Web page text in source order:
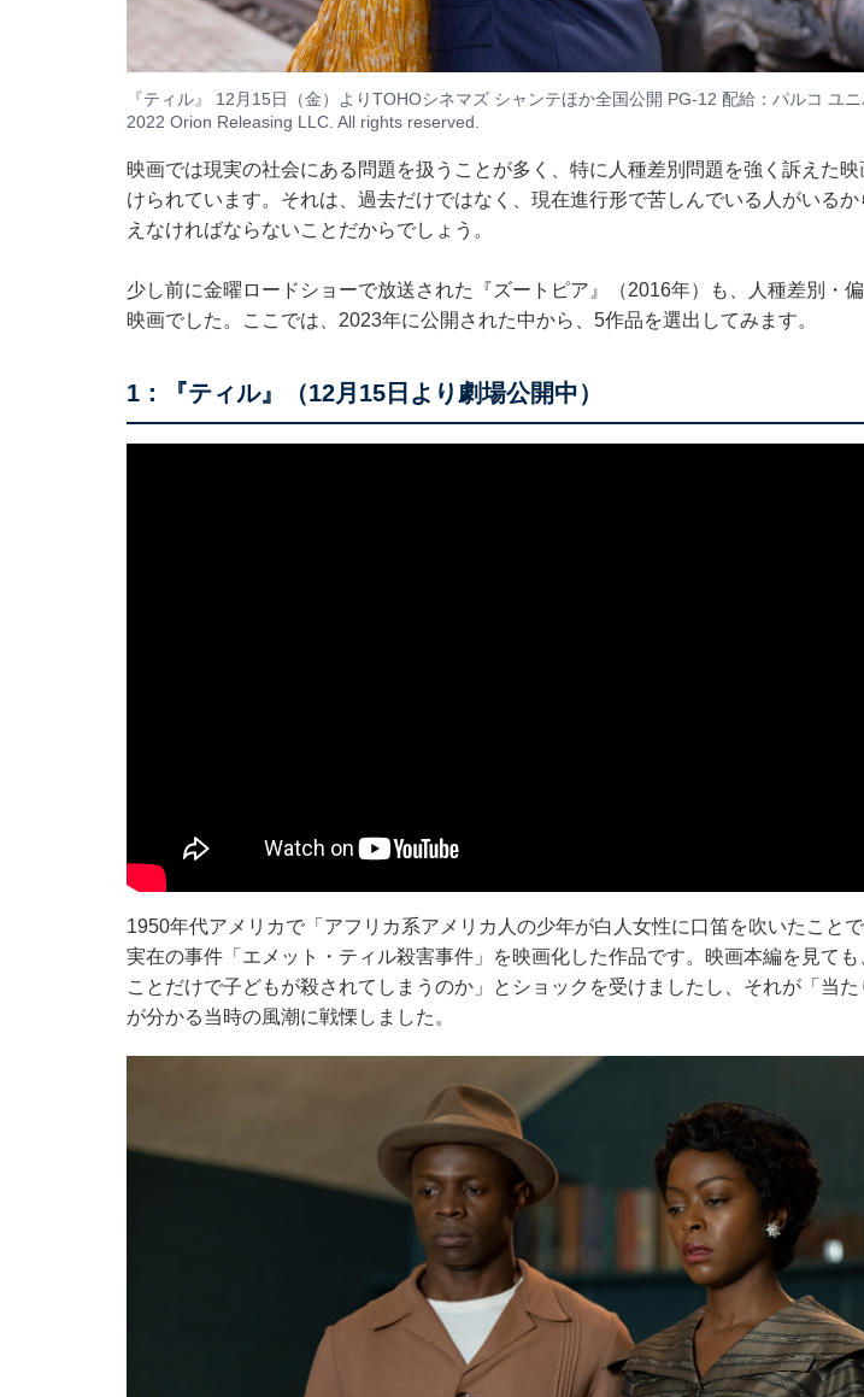
『ティル』 12月15日（金）よりTOHOシネマズ シャンテほか全国公開 PG-12 配給：パルコ ユ
2022 Orion Releasing LLC. All rights reserved.
映画では現実の社会にある問題を扱うことが多く、特に人種差別問題を強く訴えた
けられています。それは、過去だけではなく、現在進行形で苦しんでいる人がいる
えなければならないことだからでしょう。
少し前に金曜ロードショーで放送された 『ズートピア』
（2016年）も、人種差別・
映画でした。ここでは、2023年に公開された中から、5作品を選出してみます。
1：『ティル』（12月15日より劇場公開中）
1950年代アメリカで「アフリカ系アメリカ人の少年が白人女性に口笛を吹いたこと
実在の事件「エメット・ティル殺害事件」を映画化した作品です。映画本編を見て
ことだけで子どもが殺されてしまうのか」とショックを受けましたし、それが「当た
が分かる当時の風潮に戦慄しました。